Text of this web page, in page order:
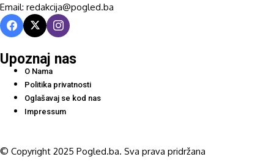
Email: redakcija@pogled.ba
Upoznaj nas
O Nama
Politika privatnosti
Oglašavaj se kod nas
Impressum
© Copyright 2025 Pogled.ba. Sva prava pridržana